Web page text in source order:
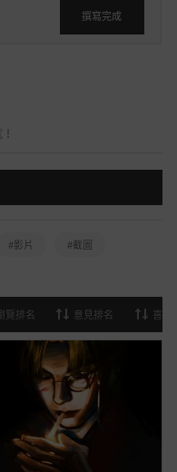
撰寫完成
#影片
#截圖
覽排名 意見排名 喜歡